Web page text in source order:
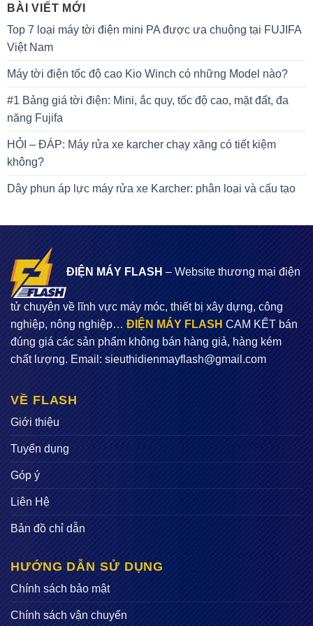
BÀI VIẾT MỚI
Top 7 loại máy tời điện mini PA được ưa chuộng tại FUJIFA
Việt Nam
Máy tời điện tốc độ cao Kio Winch có những Model nào?
#1 Bảng giá tời điện: Mini, ắc quy, tốc độ cao, mặt đất, đa
năng Fujifa
HỎI – ĐÁP: Máy rửa xe karcher chạy xăng có tiết kiệm
không?
Dây phun áp lực máy rửa xe Karcher: phân loại và cấu tạo
ĐIỆN MÁY FLASH – Website thương mại điện
tử chuyên về lĩnh vực máy móc, thiết bị xây dựng, công
nghiệp, nông nghiệp… ĐIỆN MÁY FLASH CAM KẾT bán
đúng giá các sản phẩm không bán hàng giả, hàng kém
chất lượng. Email: sieuthidienmayflash@gmail.com
VỀ FLASH
Giới thiệu
Tuyển dụng
Góp ý
Liên Hệ
Bản đồ chỉ dẫn
HƯỚNG DẪN SỬ DỤNG
Chính sách bảo mật
Chính sách vận chuyển